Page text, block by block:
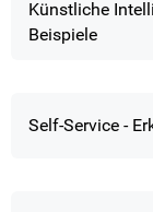
Künstliche
Beispiele
Self-Service -